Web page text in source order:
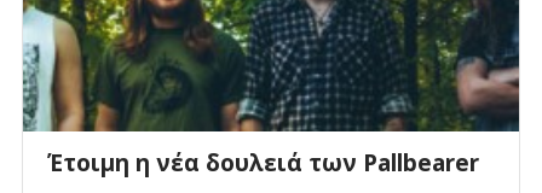
Έτοιμη η νέα δουλειά των Pallbearer